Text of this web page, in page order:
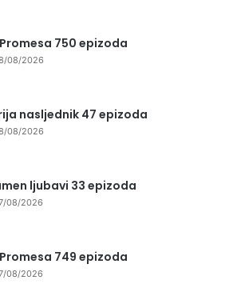
750 epizoda
08/2026
nasljednik 47 epizoda
08/2026
ljubavi 33 epizoda
08/2026
749 epizoda
08/2026